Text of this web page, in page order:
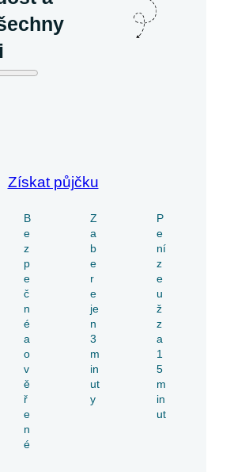
Získat půjčku
B
e
z
p
e
č
n
é
a
o
v
ě
ř
e
n
é
Z
a
b
e
r
e
je
n
3
m
in
ut
y
P
e
ní
z
e
u
ž
z
a
1
5
m
in
ut